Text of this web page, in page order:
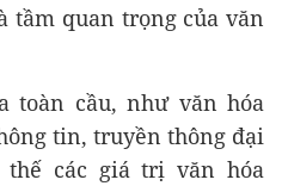
tầm quan trọng của văn
toàn cầu, như văn hóa
tin, truyền thông đại
thế các giá trị văn hóa